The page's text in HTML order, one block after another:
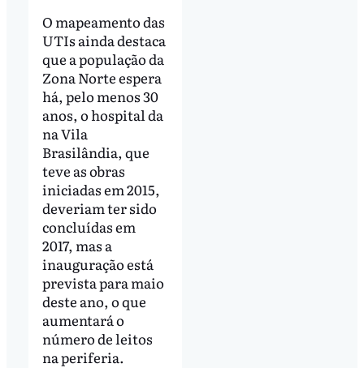
O mapeamento das
UTIs ainda destaca
que a população da
Zona Norte espera
há, pelo menos 30
anos, o hospital da
na Vila
Brasilândia, que
teve as obras
iniciadas em 2015,
deveriam ter sido
concluídas em
2017, mas a
inauguração está
prevista para maio
deste ano, o que
aumentará o
número de leitos
na periferia.